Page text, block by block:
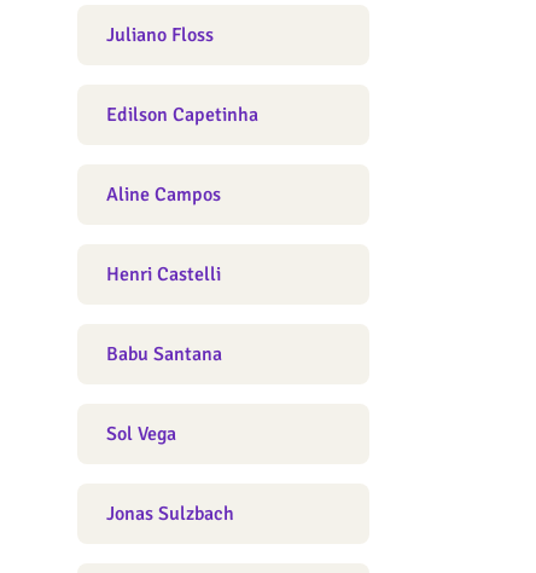
Juliano Floss
Edilson Capetinha
Aline Campos
Henri Castelli
Babu Santana
Sol Vega
Jonas Sulzbach